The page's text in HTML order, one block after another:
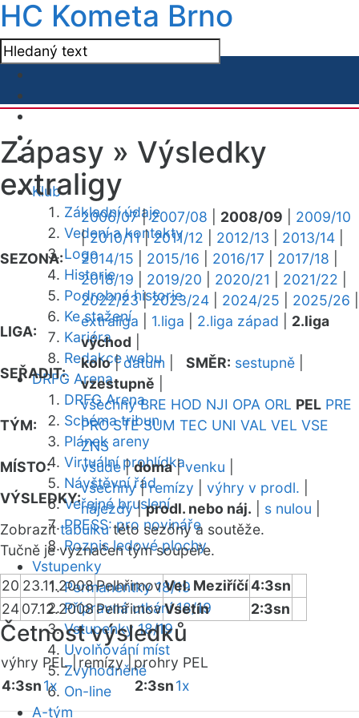
HC Kometa Brno
Klub
Základní údaje
Vedení a kontakty
Logo
Historie
Podrobná historie
Ke stažení
Kariéra
Redakce webu
DRFG Arena
DRFG Arena
Schéma tribun
Plánek areny
Virtuální prohlídka
Návštěvní řád
Veřejné bruslení
PRESS: pro novináře
Rozpis ledové plochy
Vstupenky
Permanentky 18/19
Přípravná utkání 18/19
Vstupenky 18/19
Uvolňování míst
Zvýhodněné
On-line
A-tým
Zápasy » Výsledky
extraligy
SEZONA:
2006/07|2007/08 2008/09
2009/10
|2010/11|2011/12 2012/13 2013/14
2014/15
2015/16 2016/17 2017/18
2018/19
2019/20 2020/21 2021/22
2022/23|2023/24 2024/25 2025/26
LIGA:
extraliga 1.liga 2.liga západ
2.liga
východ
SEŘADIT:
kolo|datum SMĚR: sestupně
vzestupně
TÝM:
všechny BRE HOD NJI OPA ORL PEL PRE
PRO STE SUM TEC UNI VAL VEL VSE
ZNS
MÍSTO:
všude|doma|venku
VÝSLEDKY:
všechny|remízy výhry v prodl.
nájezdy|prodl. nebo náj. s nulou
Zobrazittabulkutéto sezóny a soutěže.
Tučně je vyznačen tým soupeře.
20 23.11.2008PelhřimovVel. Meziříčí4:3sn
2407.12.2008PelhřimovVsetín 2:3sn
Četnost výsledků
výhry PEL | remízy | prohry PEL
4:3sn1x 2:3sn1x